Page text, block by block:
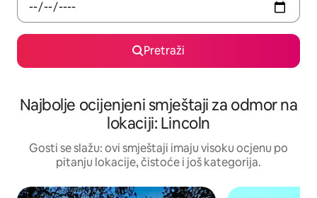
Pretraži
Najbolje ocijenjeni smještaji za odmor na
lokaciji: Lincoln
Gosti se slažu: ovi smještaji imaju visoku ocjenu po
pitanju lokacije, čistoće i još kategorija.